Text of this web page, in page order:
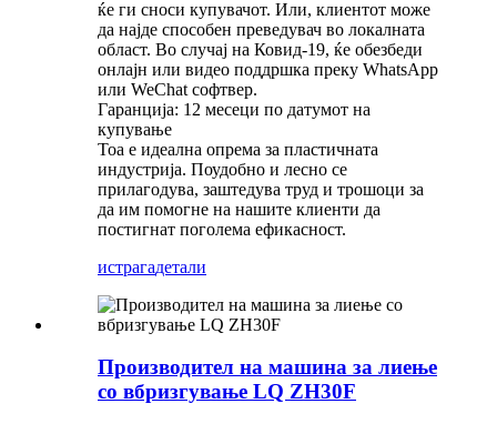
ќе ги сноси купувачот. Или, клиентот може
да најде способен преведувач во локалната
област. Во случај на Ковид-19, ќе обезбеди
онлајн или видео поддршка преку WhatsApp
или WeChat софтвер.
Гаранција: 12 месеци по датумот на
купување
Тоа е идеална опрема за пластичната
индустрија. Поудобно и лесно се
прилагодува, заштедува труд и трошоци за
да им помогне на нашите клиенти да
постигнат поголема ефикасност.
истрагадетали
Производител на машина за лиење
со вбризгување LQ ZH30F